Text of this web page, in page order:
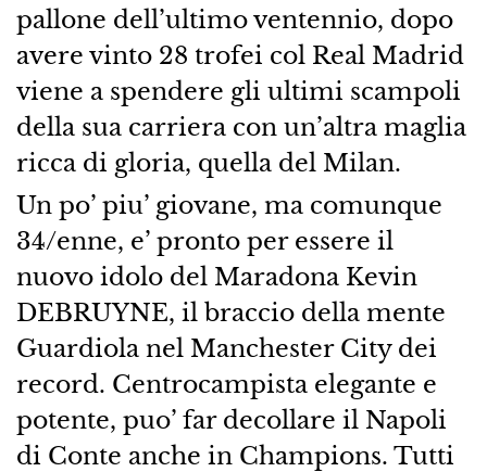
pallone dell’ultimo ventennio, dopo
avere vinto 28 trofei col Real Madrid
viene a spendere gli ultimi scampoli
della sua carriera con un’altra maglia
ricca di gloria, quella del Milan.
Un po’ piu’ giovane, ma comunque
34/enne, e’ pronto per essere il
nuovo idolo del Maradona Kevin
DEBRUYNE, il braccio della mente
Guardiola nel Manchester City dei
record. Centrocampista elegante e
potente, puo’ far decollare il Napoli
di Conte anche in Champions. Tutti